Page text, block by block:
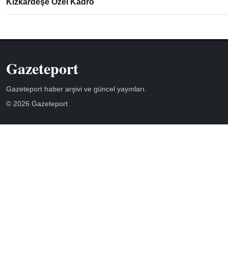
Kızkardeşe Özel Kadro
Gazeteport
Gazeteport haber arşivi ve güncel yayınları.
© 2026 Gazeteport